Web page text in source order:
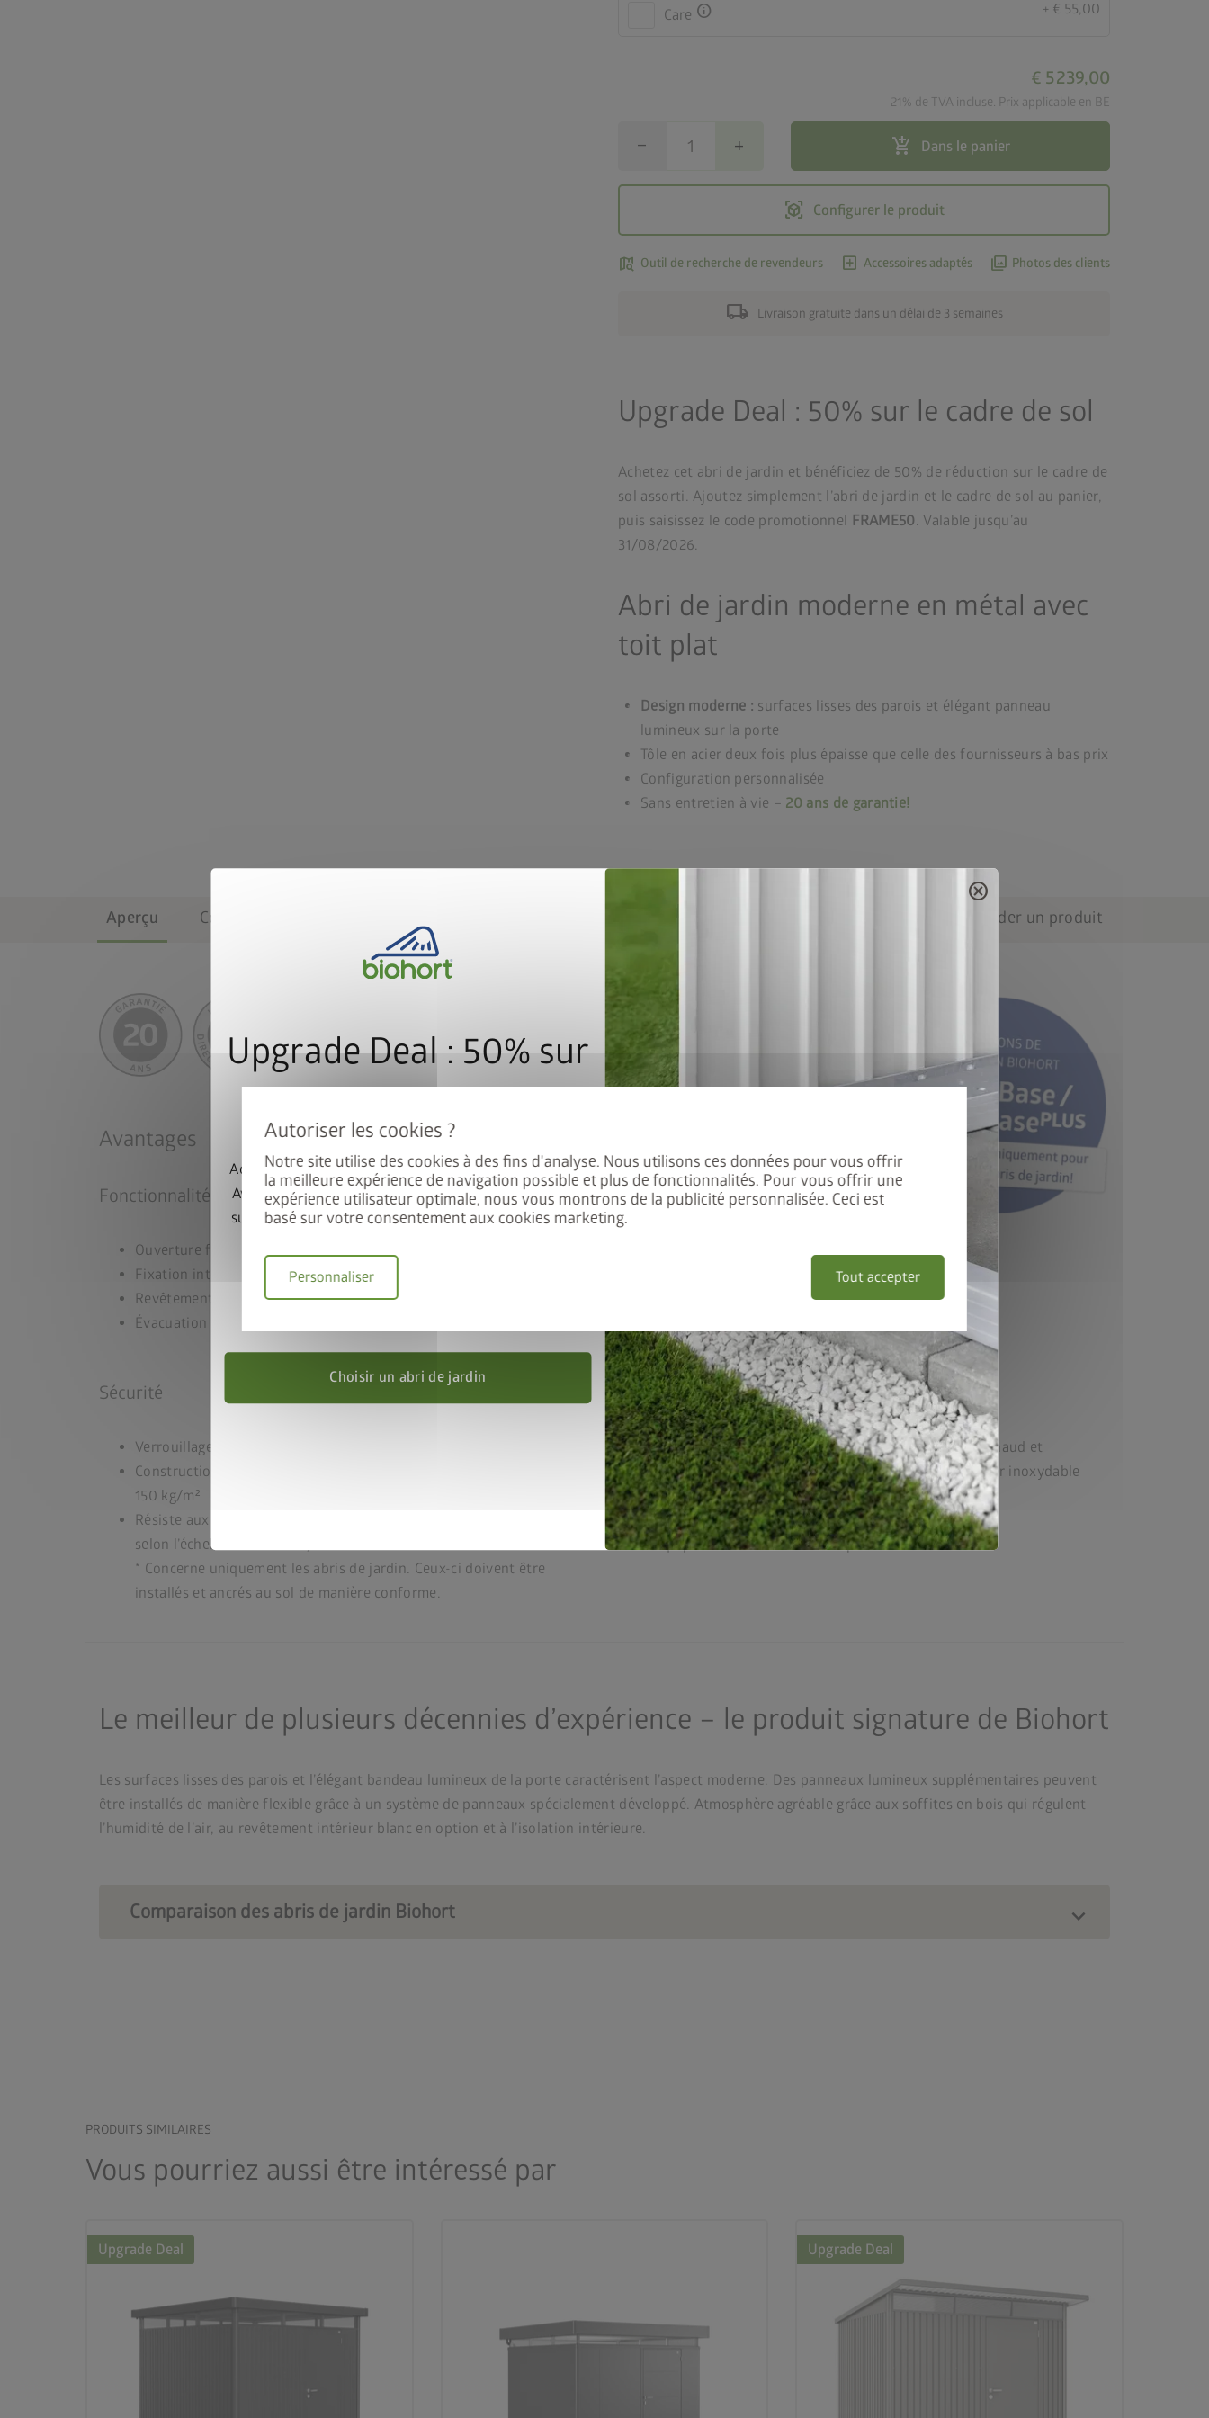
Notre site utilise des cookies à des fins d'analyse. Nous utilisons ces données pour vous offrir
la meilleure expérience de navigation possible et plus de fonctionnalités. Pour vous offrir une
expérience utilisateur optimale, nous vous montrons de la publicité personnalisée. Ceci est
basé sur votre consentement aux cookies marketing.
Tout accepter
Personnaliser
Care info + € 55,00
€ 5 239,00
21% de TVA incluse. Prix applicable en BE
remove add add_shopping_cart Dans le panier
view_in_ar Configurer le produit
map_search Outil de recherche de revendeurs add_box Accessoires adaptés photo_library Photos des clients
local_shipping Livraison gratuite dans un délai de 3 semaines
Upgrade Deal : 50% sur le cadre de sol
Achetez cet abri de jardin et bénéficiez de 50% de réduction sur le cadre de
sol assorti. Ajoutez simplement l’abri de jardin et le cadre de sol au panier,
puis saisissez le code promotionnel FRAME50. Valable jusqu’au
31/08/2026.
Abri de jardin moderne en métal avec
toit plat
Design moderne : surfaces lisses des parois et élégant panneau
lumineux sur la porte
Tôle en acier deux fois plus épaisse que celle des fournisseurs à bas prix
Configuration personnalisée
Sans entretien à vie – 20 ans de garantie!
Aperçu Couleurs & tailles Demander un produit
Avantages
Fonctionnalité
Ouverture facile de la porte grâce à un ressort à gaz
Fixation intégrée des accessoires
Revêtement intérieur et isolation en option
Évacuation intégrée des eaux
Sécurité
Verrouillage triple avec ensemble de poignée inox
Construction de toit stable pour une charge de neige allant jusqu’à
150 kg/m²
Résiste aux tempêtes jusqu’à un vent de force 12 (donc aux ouragans,
selon l’échelle de Beaufort)*
* Concerne uniquement les abris de jardin. Ceux-ci doivent être
installés et ancrés au sol de manière conforme.
La qualité en pleine forme
Les meilleurs matériaux :tôle en acier galvanisée à chaud et
thermolaquée au polyamide, vis et charnières en acier inoxydable
Ne nécessiteaucun entretien
20 ans de garantie
Équipement de base très complet inclus
Le meilleur de plusieurs décennies d’expérience – le produit signature de Biohort
Les surfaces lisses des parois et l’élégant bandeau lumineux de la porte caractérisent l’aspect moderne. Des panneaux lumineux supplémentaires peuvent
être installés de manière flexible grâce à un système de panneaux spécialement développé. Atmosphère agréable grâce aux soffites en bois qui régulent
l’humidité de l’air, au revêtement intérieur blanc en option et à l’isolation intérieure.
Comparaison des abris de jardin Biohort
PRODUITS SIMILAIRES
Vous pourriez aussi être intéressé par
Upgrade Deal Upgrade Deal
cancel
Upgrade Deal : 50% sur
Achetez un abri de jardin Europa, Panorama, HighLine,
AvantGarde ou Neo et bénéficiez de 50% de réduction
sur le cadre de sol assorti. Ajoutez l’abri de jardin et le
promotionnel
Choisir un abri de jardin